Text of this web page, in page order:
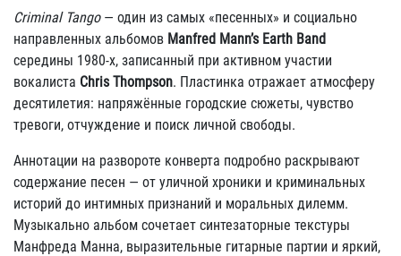
Criminal Tango— один из самых «песенных» и социально
направленных альбомов Manfred Mann’s Earth Band
середины 1980-х, записанный при активном участии
вокалиста Chris Thompson. Пластинка отражает атмосферу
десятилетия: напряжённые городские сюжеты, чувство
тревоги, отчуждение и поиск личной свободы.
Аннотации на развороте конверта подробно раскрывают
содержание песен — от уличной хроники и криминальных
историй до интимных признаний и моральных дилемм.
Музыкально альбом сочетает синтезаторные текстуры
Манфреда Манна, выразительные гитарные партии и яркий,